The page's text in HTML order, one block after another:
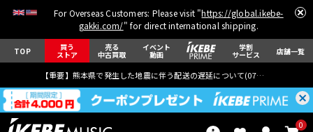
For Overseas Customers: Please visit "https://global.ikebe-
gakki.com/" for direct international shipping.
TOP 買う
ストア
売る
中古買取
イベント
動画
学割
サービス 店舗一覧
【重要】熊本県で発生した地震に伴う配送の遅延について(07月29日
0